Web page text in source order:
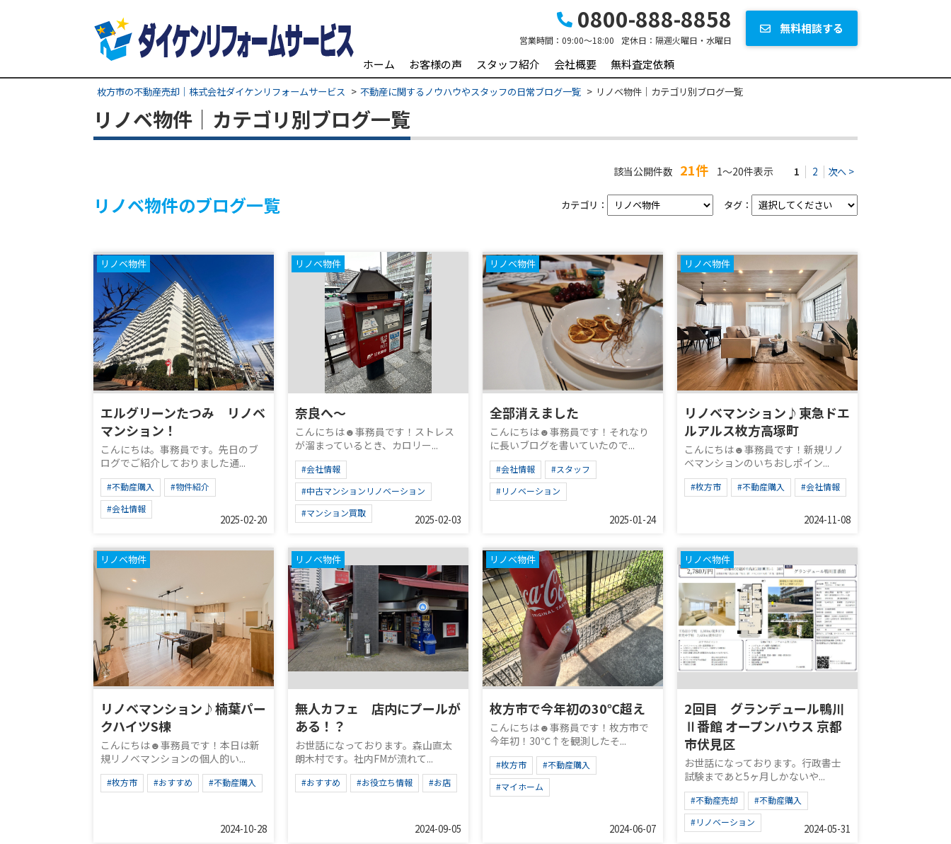
0800-888-8858
営業時間： 09:00～18:00 定休日： 隔週火曜日・水曜日
無料相談する
ホーム お客様の声 スタッフ紹介 会社概要 無料査定依頼
枚方市の不動産売却｜株式会社ダイケンリフォームサービス 不動産に関するノウハウやスタッフの日常ブログ一覧 リノベ物件｜カテゴリ別ブログ一覧
リノベ物件｜カテゴリ別ブログ一覧
該当公開件数 21件 1～20件表示 1 2 次へ >
リノベ物件のブログ一覧 カテゴリ： タグ：
リノベ物件
エルグリーンたつみ リノベ
マンション！
こんにちは。事務員です。先日のブ
ログでご紹介しておりました通...
#不動産購入
#物件紹介
#会社情報
2025-02-20
リノベ物件
奈良へ～
こんにちは☻事務員です！ストレス
が溜まっているとき、カロリー...
#会社情報
#中古マンションリノベーション
#マンション買取
2025-02-03
リノベ物件
全部消えました
こんにちは☻事務員です！それなり
に長いブログを書いていたので...
#会社情報
#スタッフ
#リノベーション
2025-01-24
リノベ物件
リノベマンション♪東急ドエ
ルアルス枚方高塚町
こんにちは☻事務員です！新規リノ
ベマンションのいちおしポイン...
#枚方市 #不動産購入 #会社情報
2024-11-08
リノベ物件
リノベマンション♪楠葉パー
クハイツS棟
こんにちは☻事務員です！本日は新
規リノベマンションの個人的い...
#枚方市 #おすすめ #不動産購入
2024-10-28
リノベ物件
無人カフェ 店内にプールが
ある！？
お世話になっております。森山直太
朗木村です。社内FMが流れて...
#おすすめ #お役立ち情報 #お店
2024-09-05
リノベ物件
枚方市で今年初の30℃超え
こんにちは☻事務員です！枚方市で
今年初！30℃↑を観測したそ...
#枚方市
#不動産購入
#マイホーム
2024-06-07
リノベ物件
2回目 グランデュール鴨川
Ⅱ番館 オープンハウス 京都
市伏見区
お世話になっております。行政書士
試験まであと5ヶ月しかないや...
#不動産売却
#不動産購入
#リノベーション
2024-05-31